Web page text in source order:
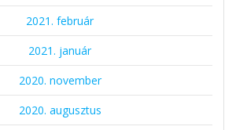
2021. február
2021. január
2020. november
2020. augusztus